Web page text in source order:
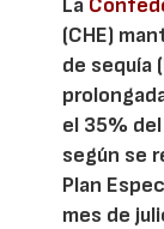
La
(CHE)
de sequía
el 35%
según se
Plan
mes de